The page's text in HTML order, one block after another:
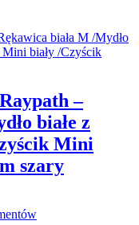
–
białe z
Mini
szary